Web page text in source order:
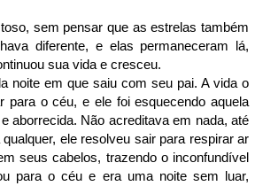
sem pensar que as estrelas também
diferente, e elas permaneceram lá,
sua vida e cresceu.
noite em que saiu com seu pai. A vida o
o céu, e ele foi esquecendo aquela
aborrecida. Não acreditava em nada, até
ele resolveu sair para respirar ar
seus cabelos, trazendo o inconfundível
para o céu e era uma noite sem luar,